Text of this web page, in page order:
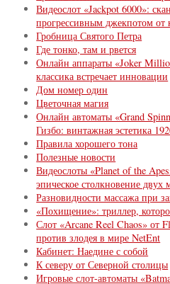
Видеослот «Jackpot 6000»:
прогрессивным джекпотом
Гробница Святого Петра
Где тонко, там и рвется
Онлайн аппараты «Joker
классика встречает инновации
Дом номер один
Цветочная магия
Онлайн автоматы «Grand
Гизбо: винтажная эстетика
Правила хорошего тона
Полезные новости
Видеослоты «Planet of the
эпическое столкновение двух
Разновидности массажа при
«Похищение»: триллер,
Слот «Arcane Reel Chaos» от
против злодея в мире NetEnt
Кабинет: Наедине с собой
К северу от Северной столицы
Игровые слот-автоматы